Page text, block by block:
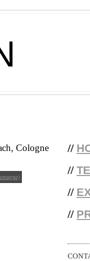
Cologne
//
//
//
//